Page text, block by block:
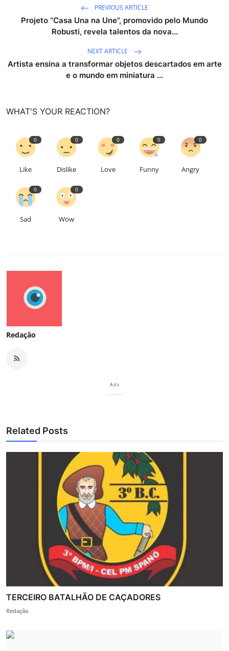
PREVIOUS ARTICLE
Projeto “Casa Una na Une”, promovido pelo Mundo
Robusti, revela talentos da nova...
NEXT ARTICLE
Artista ensina a transformar objetos descartados em arte
e o mundo em miniatura ...
WHAT'S YOUR REACTION?
0
Like
0
Dislike
0
Love
0
Funny
0
Angry
0
Sad
0
Wow
Redação
Ads
Related Posts
TERCEIRO BATALHÃO DE CAÇADORES
Redação